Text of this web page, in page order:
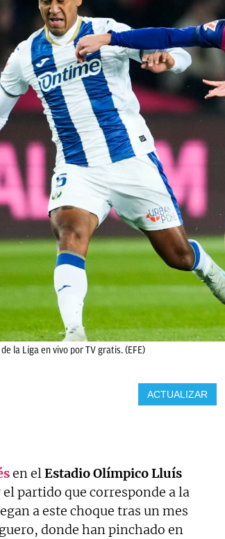
la Liga en vivo por TV gratis. (EFE)
ACTUALIZAR
en el Estadio Olímpico Lluís
partido que corresponde a la
a este choque tras un mes
donde han pinchado en